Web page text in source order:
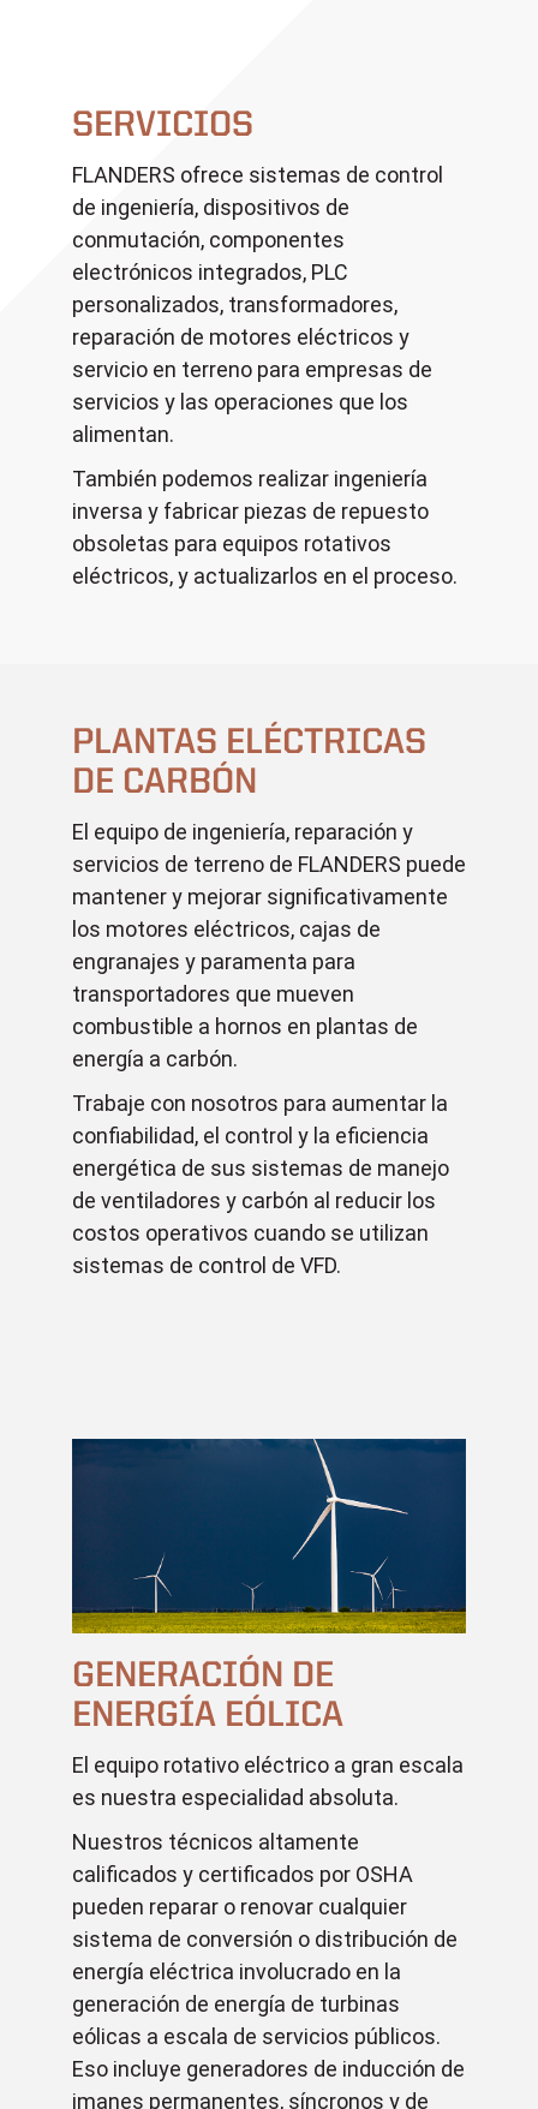
SERVICIOS
FLANDERS ofrece sistemas de control
de ingeniería, dispositivos de
conmutación, componentes
electrónicos integrados, PLC
personalizados, transformadores,
reparación de motores eléctricos y
servicio en terreno para empresas de
servicios y las operaciones que los
alimentan.
También podemos realizar ingeniería
inversa y fabricar piezas de repuesto
obsoletas para equipos rotativos
eléctricos, y actualizarlos en el proceso.
PLANTAS ELÉCTRICAS
DE CARBÓN
El equipo de ingeniería, reparación y
servicios de terreno de FLANDERS puede
mantener y mejorar significativamente
los motores eléctricos, cajas de
engranajes y paramenta para
transportadores que mueven
combustible a hornos en plantas de
energía a carbón.
Trabaje con nosotros para aumentar la
confiabilidad, el control y la eficiencia
energética de sus sistemas de manejo
de ventiladores y carbón al reducir los
costos operativos cuando se utilizan
sistemas de control de VFD.
GENERACIÓN DE
ENERGÍA EÓLICA
El equipo rotativo eléctrico a gran escala
es nuestra especialidad absoluta.
Nuestros técnicos altamente
calificados y certificados por OSHA
pueden reparar o renovar cualquier
sistema de conversión o distribución de
energía eléctrica involucrado en la
generación de energía de turbinas
eólicas a escala de servicios públicos.
Eso incluye generadores de inducción de
imanes permanentes, síncronos y de